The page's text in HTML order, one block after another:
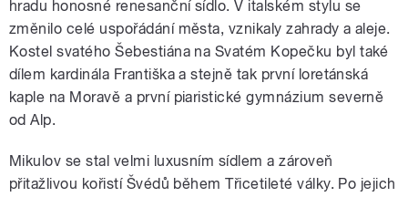
hradu honosné renesanční sídlo. V italském stylu se
změnilo celé uspořádání města, vznikaly zahrady a aleje.
Kostel svatého Šebestiána na Svatém Kopečku byl také
dílem kardinála Františka a stejně tak první loretánská
kaple na Moravě a první piaristické gymnázium severně
od Alp.
Mikulov se stal velmi luxusním sídlem a zároveň
přitažlivou kořistí Švédů během Třicetileté války. Po jejich